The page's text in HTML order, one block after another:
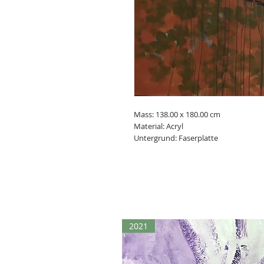
Mass: 138.00 x 180.00 cm
Material: Acryl
Untergrund: Faserplatte
2021